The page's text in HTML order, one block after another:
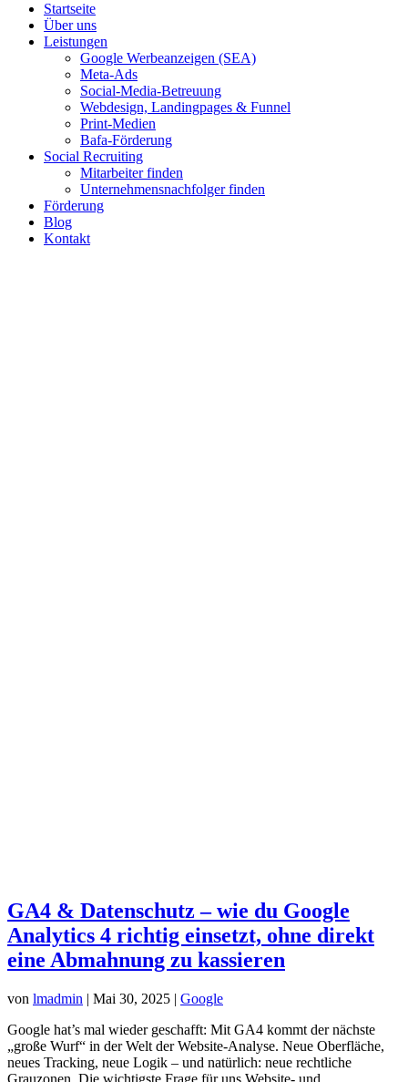
Startseite
Über uns
Leistungen
Google Werbeanzeigen (SEA)
Meta-Ads
Social-Media-Betreuung
Webdesign, Landingpages & Funnel
Print-Medien
Bafa-Förderung
Social Recruiting
Mitarbeiter finden
Unternehmensnachfolger finden
Förderung
Blog
Kontakt
GA4 & Datenschutz – wie du Google
Analytics 4 richtig einsetzt, ohne direkt
eine Abmahnung zu kassieren
von lmadmin | Mai 30, 2025 | Google
Google hat’s mal wieder geschafft: Mit GA4 kommt der nächste
„große Wurf“ in der Welt der Website-Analyse. Neue Oberfläche,
neues Tracking, neue Logik – und natürlich: neue rechtliche
Grauzonen. Die wichtigste Frage für uns Website- und